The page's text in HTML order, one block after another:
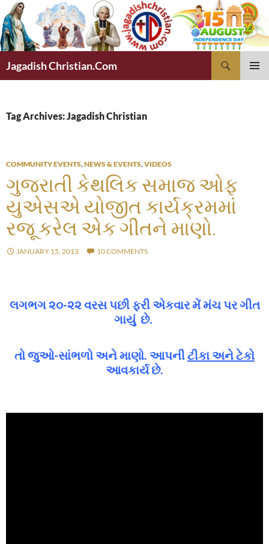
Skip
to
content
Jagadish Christian.Com
Tag Archives: Jagadish Christian
COMMUNITY EVENTS,NEWS & EVENTS,VIDEOS
ગુજરાતી કેથલિક સમાજ ઓફ
યુએસએ યોજીત કાર્યક્રમમાં
રજૂ કરેલ એક ગીતને માણો.
JANUARY 15, 2013 10 COMMENTS
લગભગ ૨૦-૨૨ વરસ પછી ફરી એકવાર મેં મંચ પર ગીત
ગાયું છે.
તો જુઓ-સાંભળો અને માણો. આપનીટીકા અને ટેકો
આવકાર્ય છે.